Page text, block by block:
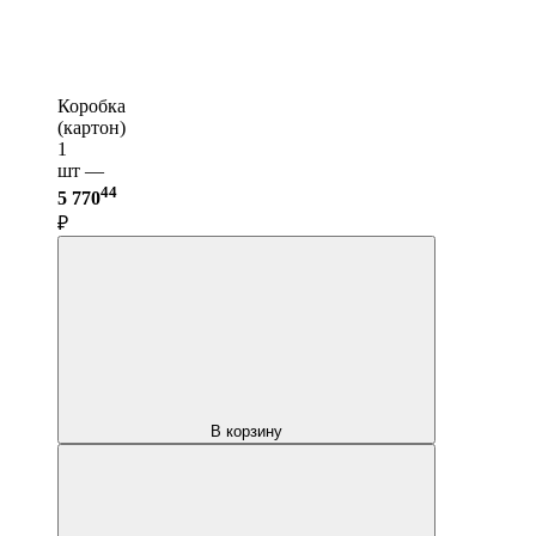
Коробка
(картон)
1
шт —
5 77044
₽
В корзину